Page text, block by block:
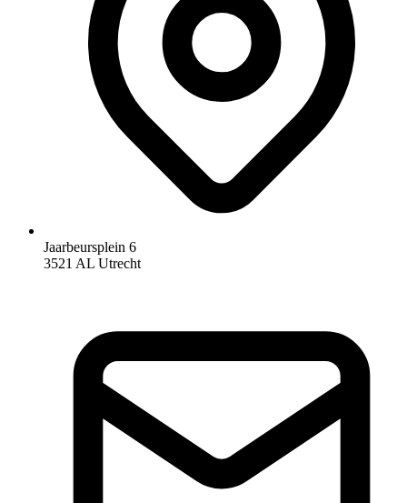
Jaarbeursplein 6
3521 AL Utrecht